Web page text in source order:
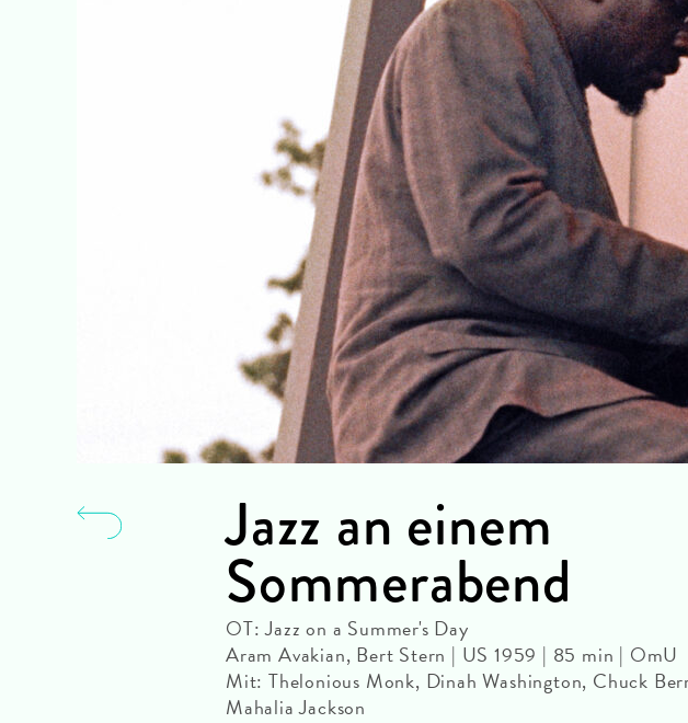
Jazz an einem
Sommerabend
OT: Jazz on a Summer's Day
Aram Avakian, Bert Stern | US 1959 | 85 min | OmU
Mit: Thelonious Monk, Dinah Washington, Chuck
Mahalia Jackson